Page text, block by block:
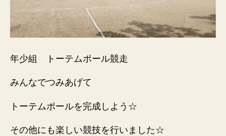
年少組 トーテムポール競走
みんなでつみあげて
トーテムポールを完成しよう☆
その他にも楽しい競技を行いました☆